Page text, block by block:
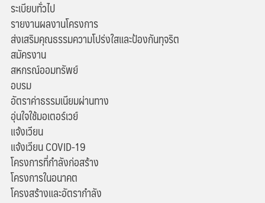
ระเบียบทั่วไป
รายงานผลงานโครงการ
ส่งเสริมคุณธรรมความโปร่งใสและป้องกันทุจริต
สมัครงาน
สหกรณ์ออมทรัพย์
อบรม
อัตราค่าธรรมเนียมผ่านทาง
อุ่นใจใช้มอเตอร์เวย์
แจ้งเวียน
แจ้งเวียน COVID-19
โครงการที่กำลังก่อสร้าง
โครงการในอนาคต
โครงสร้างและอัตรากำลัง